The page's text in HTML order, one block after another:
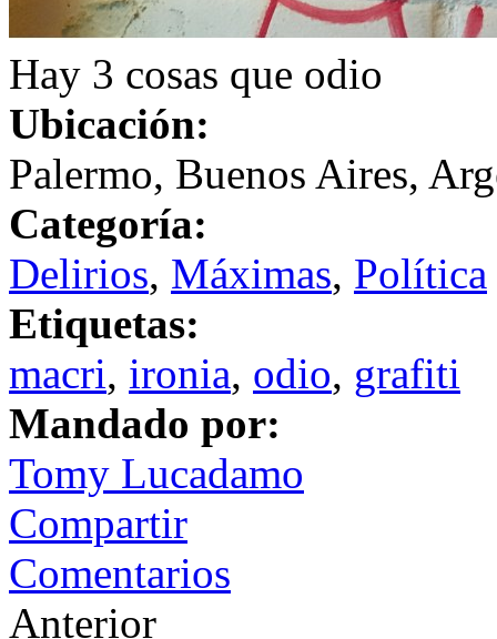
Hay 3 cosas que odio
Ubicación:
Palermo, Buenos Aires,
Categoría:
Delirios, Máximas, Política
Etiquetas:
macri, ironia, odio, grafiti
Mandado por:
Tomy Lucadamo
Compartir
Comentarios
Anterior